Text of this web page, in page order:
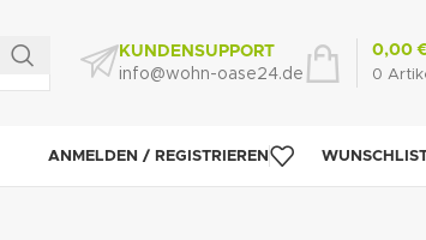
KUNDENSUPPORT
info@wohn-oase24.de
0
0,00
ANMELDEN / REGISTRIEREN